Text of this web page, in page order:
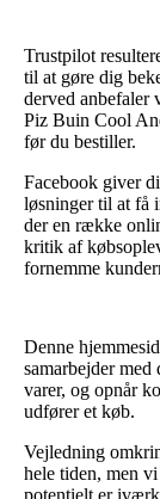
Trustpilot
til at gøre dig
derved anbefaler
Piz Buin Cool
før du bestiller.
Facebook giver
løsninger til at få
der en række
kritik af
fornemme
Denne
samarbejder
varer, og opnår
udfører et køb.
Vejledning
hele tiden, men
potentielt er